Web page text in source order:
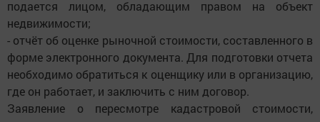
подается лицом, обладающим правом на объект
недвижимости;
- отчёт об оценке рыночной стоимости, составленного в
форме электронного документа. Для подготовки отчета
необходимо обратиться к оценщику или в организацию,
где он работает, и заключить с ним договор.
Заявление о пересмотре кадастровой стоимости,